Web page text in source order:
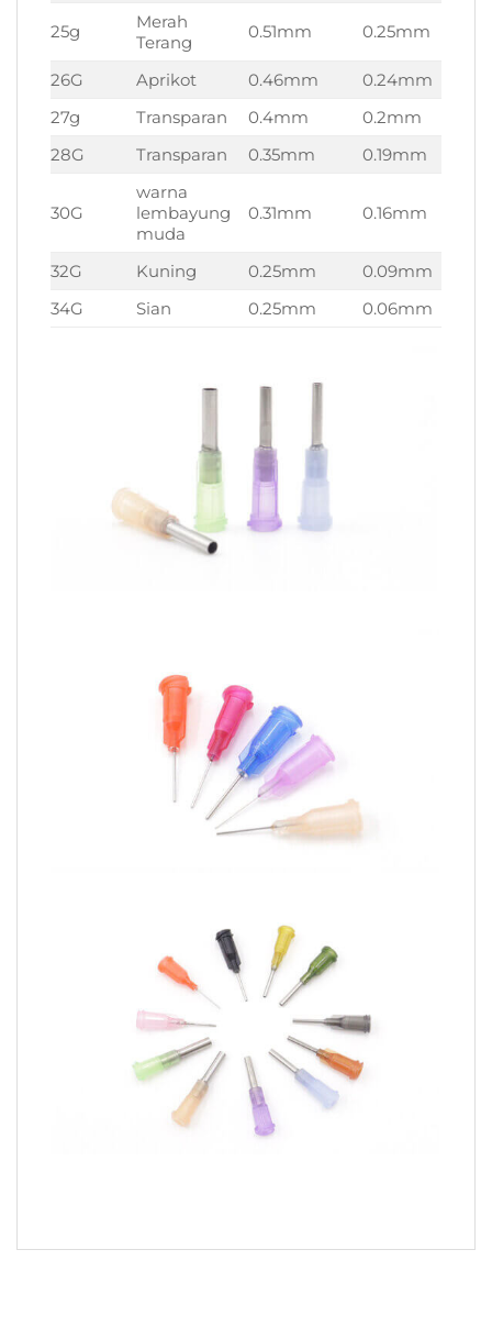
25g
Merah
Terang
0.51mm 0.25mm
26G Aprikot 0.46mm 0.24mm
27g
Transparan 0.4mm 0.2mm
28G
Transparan 0.35mm 0.19mm
30G
warna
lembayung
muda
0.31mm 0.16mm
32G Kuning 0.25mm 0.09mm
34G
Sian 0.25mm 0.06mm